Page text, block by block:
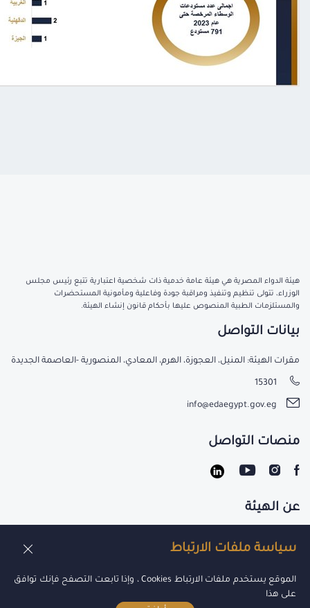
سياسة ملفات الارتباط
الموقع يستخدم ملفات الارتباط Cookies ، وإذا تابعت التصفح فإنك توافق
على هذا
هيئة الدواء المصرية هي هيئة عامة خدمية ذات شخصية اعتبارية تتبع رئيس مجلس
الوزراء، تتولى تنظيم وتنفيذ ومراقبة جودة وفاعلية ومأمونية المستحضرات
والمستلزمات الطبية المنصوص عليها بأحكام قانون إنشاء الهيئة.
عن الهيئة
بيانات التواصل
مقرات الهيئة: المنيل، العجوزة، الهرم، المعادي، المنصورية -العاصمة الجديدة
15301
info@edaegypt.gov.eg
منصات التواصل